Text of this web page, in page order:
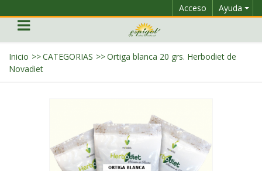
Ayuda
Acceso
Inicio >>CATEGORIAS >>Ortiga blanca 20 grs. Herbodiet de
Novadiet